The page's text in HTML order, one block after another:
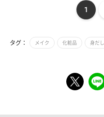
1
タグ： メイク 化粧品 身だ